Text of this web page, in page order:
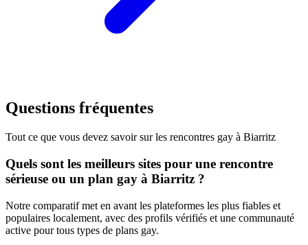
Questions fréquentes
Tout ce que vous devez savoir sur les rencontres gay à Biarritz
Quels sont les meilleurs sites pour une rencontre
sérieuse ou un plan gay à Biarritz ?
Notre comparatif met en avant les plateformes les plus fiables et
populaires localement, avec des profils vérifiés et une communauté
active pour tous types de plans gay.